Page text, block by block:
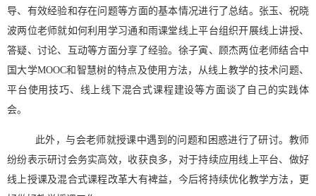
导、有效经验和存在问题等方面的基本情况进行了总结。张玉、祝晓
波两位老师就如何利用学习通和雨课堂线上平台组织开展线上讲授、
答疑、讨论、互动等方面分享了经验。徐子寅、顾杰两位老师结合中
国大学MOOC和智慧树的特点及使用方法，从线上教学的技术问题、
平台使用技巧、线上线下混合式课程建设等方面谈了自己的实践体
会。
此外，与会老师就授课中遇到的问题和困惑进行了研讨。教师
纷纷表示研讨会务实高效，收获良多，对于持续应用线上平台、做好
线上授课及混合式课程改革大有裨益，今后将持续优化教学方法，更